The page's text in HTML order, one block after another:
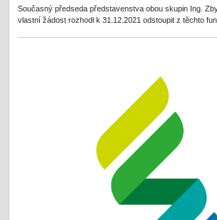
Současný předseda představenstva obou skupin Ing.
vlastní žádost rozhodl k 31.12.2021 odstoupit z těchto